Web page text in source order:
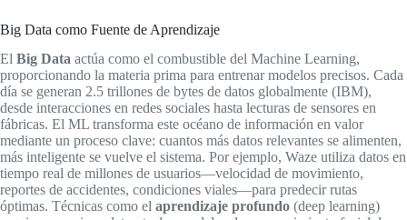
Big Data como Fuente de Aprendizaje
El Big Data actúa como el combustible del Machine Learning,
proporcionando la materia prima para entrenar modelos precisos. Cada
día se generan 2.5 trillones de bytes de datos globalmente (IBM),
desde interacciones en redes sociales hasta lecturas de sensores en
fábricas. El ML transforma este océano de información en valor
mediante un proceso clave: cuantos más datos relevantes se alimenten,
más inteligente se vuelve el sistema. Por ejemplo, Waze utiliza datos en
tiempo real de millones de usuarios—velocidad de movimiento,
reportes de accidentes, condiciones viales—para predecir rutas
óptimas. Técnicas como el aprendizaje profundo (deep learning)